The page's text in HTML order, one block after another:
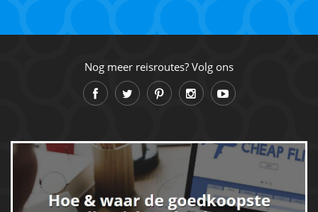
Nog meer reisroutes? Volg ons